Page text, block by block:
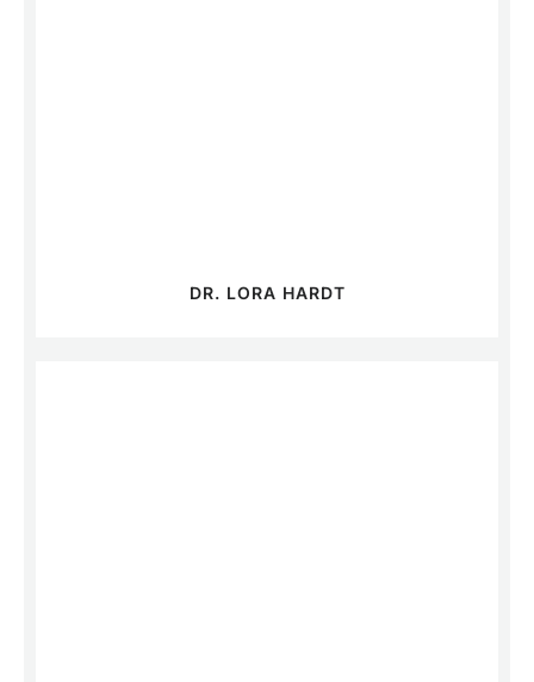
DR. LORA HARDT